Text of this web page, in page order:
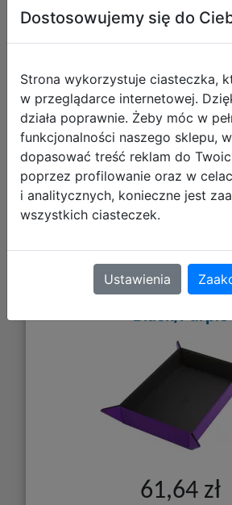
13,09 zł
DO KOSZYKA
Galeria zdjęć
Gamegenic: Magnetic
Rectangular - Mata
Black/Purple
61,64 zł
Dostosowujemy się do
Strona wykorzystuje ciasteczka,
w przeglądarce internetowej.
działa poprawnie. Żeby móc w
funkcjonalności naszego sklepu,
dopasować treść reklam do
poprzez profilowanie oraz w
i analitycznych, konieczne jest
wszystkich ciasteczek.
Ustawienia